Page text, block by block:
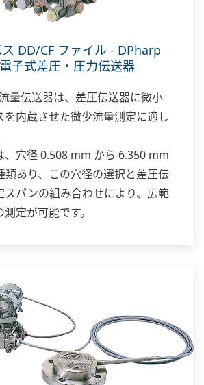
DD/CF ファイル - DPharp
子式差圧・圧力伝送器
量伝送器は、差圧伝送器に微小
を内蔵させた微少流量測定に適し
、穴径 0.508 mm から 6.350 mm
類あり、この穴径の選択と差圧伝
スパンの組み合わせにより、広範
定が可能です。
ト設定、モニタリングなどを行う
。